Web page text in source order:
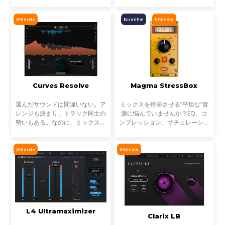
し、完成済みのミックス、サンプ
ル、ループ素材を瞬時に解
Ultimate
Curves Resolve
選んだサウンドは間違いない。ア
レンジも決まり、トラック同士の
勢いもある。なのに、ミックスが
らです。これが音のマスキングと
言われる現象です。
Ultimate
Essential
Magma StressBox
ミックスを停滞させる“平坦な”音
源に悩んでいませんか？EQ、コ
ンプレッション、サチュレーショ
のが StressBoxです。
Ultimate
L4 Ultramaximizer
Ultimate
Clarix LB